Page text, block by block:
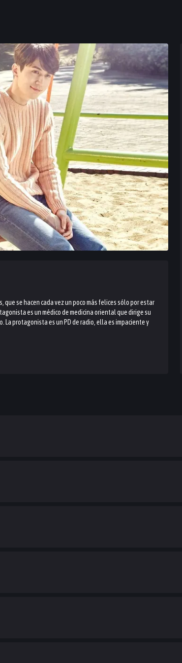
que se hacen cada vez un poco más felices sólo por estar
es un médico de medicina oriental que dirige su
La protagonista es un PD de radio, ella es impaciente y